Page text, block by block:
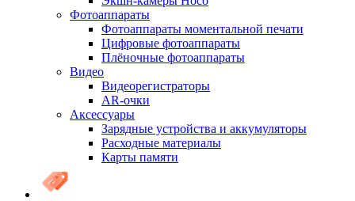
Фотоаппараты
Фотоаппараты моментальной печати
Цифровые фотоаппараты
Плёночные фотоаппараты
Видео
Видеорегистраторы
AR-очки
Аксессуары
Зарядные устройства и аккумуляторы
Расходные материалы
Карты памяти